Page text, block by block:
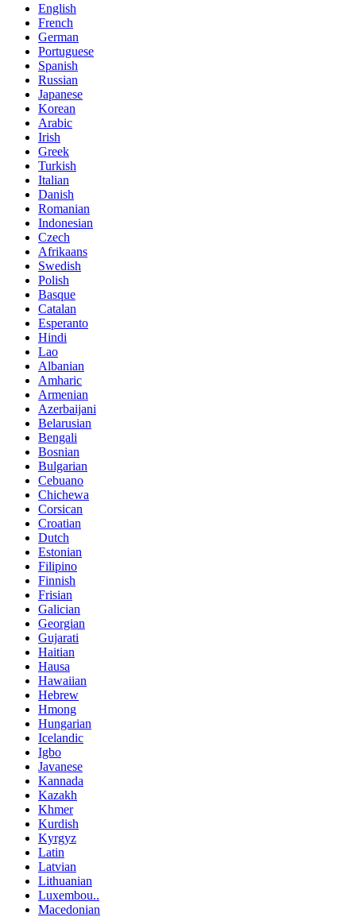
English
French
German
Portuguese
Spanish
Russian
Japanese
Korean
Arabic
Irish
Greek
Turkish
Italian
Danish
Romanian
Indonesian
Czech
Afrikaans
Swedish
Polish
Basque
Catalan
Esperanto
Hindi
Lao
Albanian
Amharic
Armenian
Azerbaijani
Belarusian
Bengali
Bosnian
Bulgarian
Cebuano
Chichewa
Corsican
Croatian
Dutch
Estonian
Filipino
Finnish
Frisian
Galician
Georgian
Gujarati
Haitian
Hausa
Hawaiian
Hebrew
Hmong
Hungarian
Icelandic
Igbo
Javanese
Kannada
Kazakh
Khmer
Kurdish
Kyrgyz
Latin
Latvian
Lithuanian
Luxembou..
Macedonian